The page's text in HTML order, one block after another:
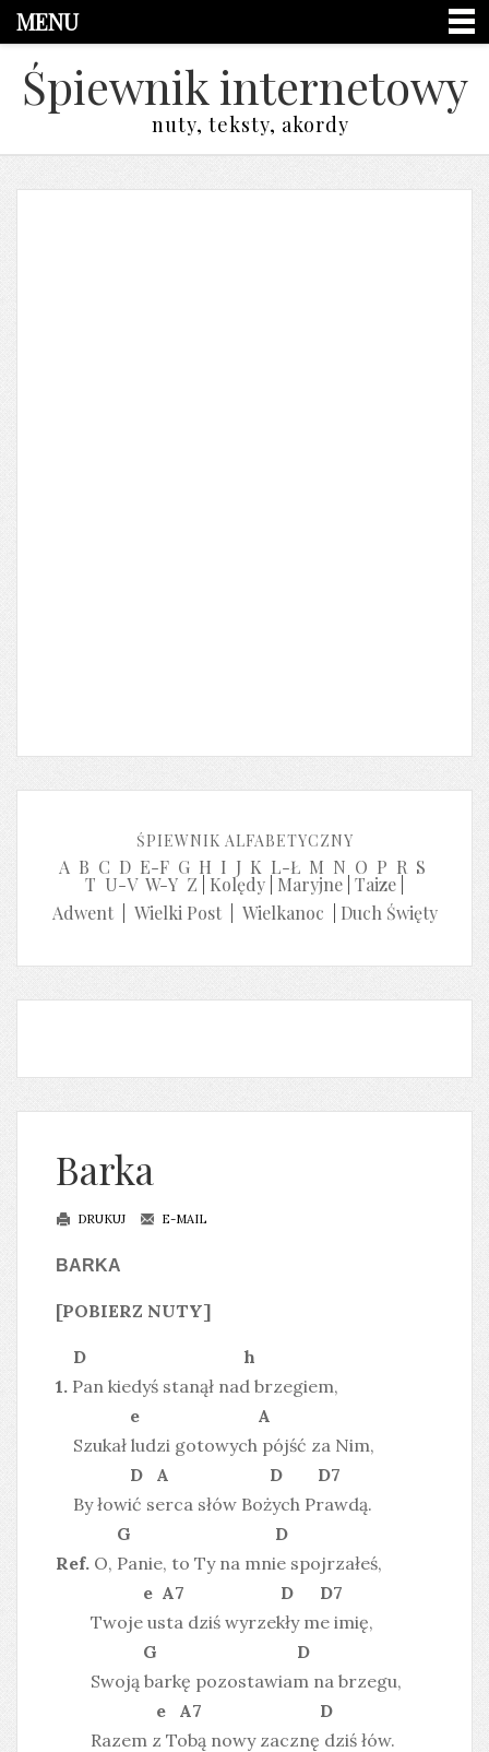
MENU
Śpiewnik internetowy
nuty, teksty, akordy
ŚPIEWNIK ALFABETYCZNY
A B C D E-F G H I J K L-Ł M N O P R S
T U-V W-Y Z Kolędy Maryjne Taize
Adwent| Wielki Post| Wielkanoc Duch Święty
Barka
DRUKUJ E-MAIL
BARKA
[POBIERZ NUTY]
D h
1. Pan kiedyś stanął nad brzegiem,
e A
Szukał ludzi gotowych pójść za Nim,
D A D D7
By łowić serca słów Bożych Prawdą.
G D
Ref. O, Panie, to Ty na mnie spojrzałeś,
e A7 D D7
Twoje usta dziś wyrzekły me imię,
G D
Swoją barkę pozostawiam na brzegu,
e A7 D
Razem z Tobą nowy zacznę dziś łów.